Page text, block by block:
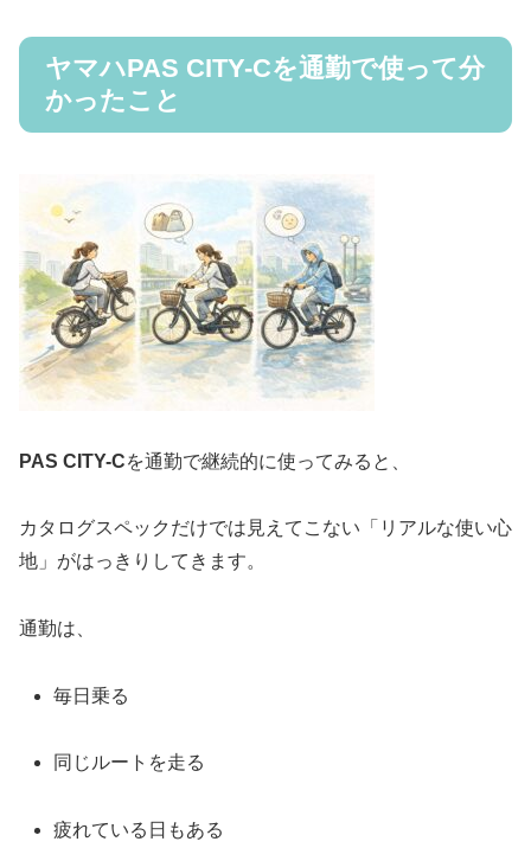
ヤマハPAS CITY-Cを通勤で使って分
かったこと
PAS CITY-Cを通勤で継続的に使ってみると、
カタログスペックだけでは見えてこない「リアルな使い心
地」がはっきりしてきます。
通勤は、
毎日乗る
同じルートを走る
疲れている日もある